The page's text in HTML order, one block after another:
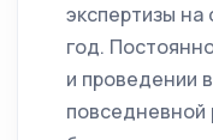
экспертизы
год.
и проведении
повседневной